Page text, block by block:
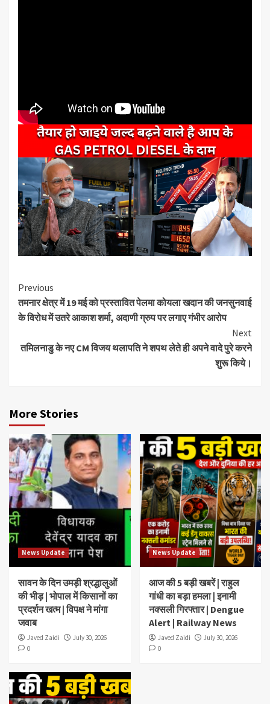
Continue
Reading
Previous
तमनार क्षेत्र में 19 मई को प्रस्तावित पेलमा कोयला खदान की जनसुनवाई
के विरोध में उतरे आकाश शर्मा, अदाणी ग्रुप पर लगाए गंभीर आरोप
Next
तमिलनाडु के नए CM विजय थलापति ने शपथ लेते ही अपने वादे पुरे करने
शुरू किये।
More Stories
News Update
सावन के दिन उमड़ी श्रद्धालुओं
की भीड़ | भोपाल में किसानों का
प्रदर्शन खत्म | विपक्ष ने मांगा
जवाब
Javed Zaidi
July 30, 2026
0
News Update
आज की 5 बड़ी खबरें | राहुल
गांधी का बड़ा हमला | इनामी
नक्सली गिरफ्तार | Dengue
Alert | Railway News
Javed Zaidi
July 30, 2026
0